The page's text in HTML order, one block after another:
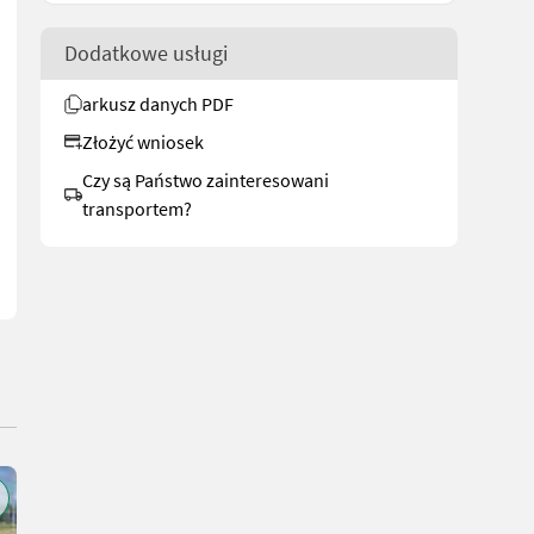
z podążaniem - z listwą smarującą dla osi
Dodatkowe usługi
arkusz danych PDF
Złożyć wniosek
Czy są Państwo zainteresowani
transportem?